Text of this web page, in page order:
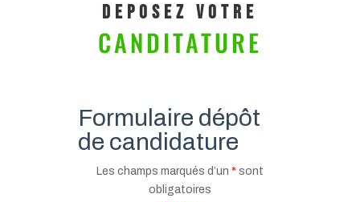
DEPOSEZ VOTRE
CANDITATURE
Formulaire dépôt
de candidature
Les champs marqués d’un * sont
obligatoires